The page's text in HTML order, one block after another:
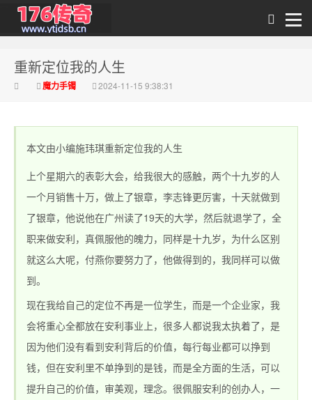
传奇私发布
1.76_1.76传奇sf网
站_热血传奇1.76私
重新定位我的人生
魔力手镯 2024-11-15 9:38:31
本文由小编施玮琪重新定位我的人生
上个星期六的表彰大会，给我很大的感触，两个十九岁的人
一个月销售十万，做上了银章，李志锋更厉害，十天就做到
了银章，他说他在广州读了19天的大学，然后就退学了，全
职来做安利，真佩服他的魄力，同样是十九岁，为什么区别
就这么大呢，付燕你要努力了，他做得到的，我同样可以做
到。
现在我给自己的定位不再是一位学生，而是一个企业家，我
会将重心全都放在安利事业上，很多人都说我太执着了，是
因为他们没有看到安利背后的价值，每行每业都可以挣到
钱，但在安利里不单挣到的是钱，而是全方面的生活，可以
提升自己的价值，审美观，理念。很佩服安利的创办人，一